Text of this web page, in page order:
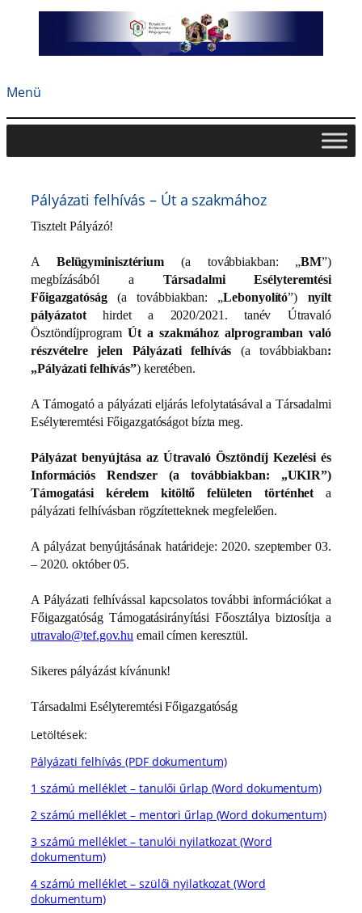
Menü
Pályázati felhívás – Út a szakmához
Tisztelt Pályázó!
A Belügyminisztérium(a továbbiakban: „BM”)
megbízásából a Társadalmi Esélyteremtési
Főigazgatóság(a továbbiakban: „Lebonyolító”) nyílt
pályázatothirdet a 2020/2021. tanév Útravaló
Ösztöndíjprogram Út a szakmához alprogramban való
részvételre jelen Pályázati felhívás (a továbbiakban:
„Pályázati felhívás”) keretében.
A Támogató a pályázati eljárás lefolytatásával a Társadalmi
Esélyteremtési Főigazgatóságot bízta meg.
Pályázat benyújtása az Útravaló Ösztöndíj Kezelési és
Információs Rendszer (a továbbiakban: „UKIR”)
Támogatási kérelem kitöltő felületen történheta
pályázati felhívásban rögzítetteknek megfelelően.
A pályázat benyújtásának határideje: 2020. szeptember 03.
– 2020. október 05.
A Pályázati felhívással kapcsolatos további információkat a
Főigazgatóság Támogatásirányítási Főosztálya biztosítja a
utravalo@tef.gov.hu email címen keresztül.
Sikeres pályázást kívánunk!
Társadalmi Esélyteremtési Főigazgatóság
Letöltések:
Pályázati felhívás (PDF dokumentum)
1 számú melléklet – tanulői űrlap (Word dokumentum)
2 számú melléklet – mentori űrlap (Word dokumentum)
3 számú melléklet – tanulói nyilatkozat (Word
dokumentum)
4 számú melléklet – szülői nyilatkozat (Word
dokumentum)